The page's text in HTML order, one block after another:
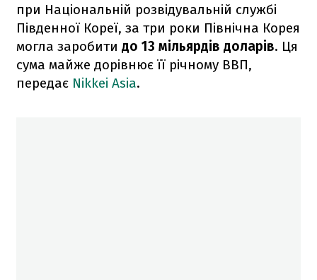
при Національній розвідувальній службі
Південної Кореї, за три роки Північна Корея
могла заробити до 13 мільярдів доларів. Ця
сума майже дорівнює її річному ВВП,
передає Nikkei Asia.